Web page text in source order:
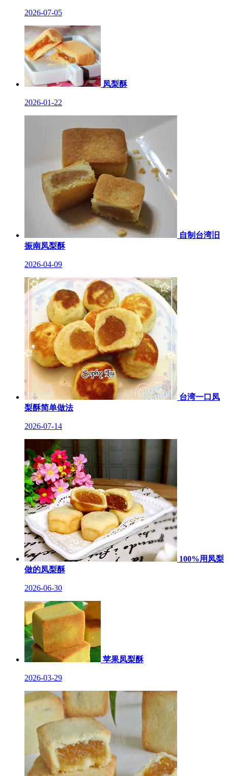
2026-07-05
凤梨酥
2026-01-22
自制台湾旧
振南凤梨酥
2026-04-09
台湾一口凤
梨酥简单做法
2026-07-14
100%用凤梨
做的凤梨酥
2026-06-30
苹果凤梨酥
2026-03-29